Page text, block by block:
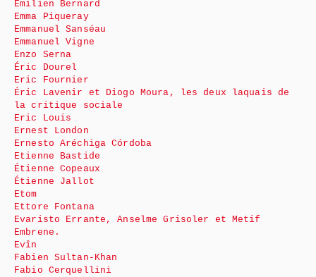
Émilien Bernard
Emma Piqueray
Emmanuel Sanséau
Emmanuel Vigne
Enzo Serna
Éric Dourel
Eric Fournier
Éric Lavenir et Diogo Moura, les deux laquais de
la critique sociale
Eric Louis
Ernest London
Ernesto Aréchiga Córdoba
Etienne Bastide
Étienne Copeaux
Étienne Jallot
Etom
Ettore Fontana
Evaristo Errante, Anselme Grisoler et Metif
Embrene.
Evîn
Fabien Sultan-Khan
Fabio Cerquellini